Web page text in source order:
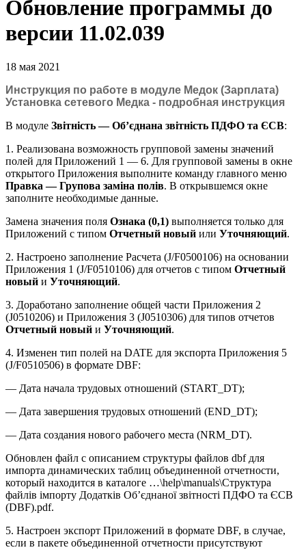
Обновление программы до
версии 11.02.039
18 мая 2021
Инструкция по работе в модуле Медок (Зарплата)
Установка сетевого Медка - подробная инструкция
В модуле Звітність — Об’єднана звітність ПДФО та ЄСВ:
1. Реализована возможность групповой замены значений
полей для Приложений 1 — 6. Для групповой замены в окне
открытого Приложения выполните команду главного меню
Правка — Групова заміна полів. В открывшемся окне
заполните необходимые данные.
Замена значения поля Ознака (0,1) выполняется только для
Приложений с типом Отчетный новый или Уточняющий.
2. Настроено заполнение Расчета (J/F0500106) на основании
Приложения 1 (J/F0510106) для отчетов с типом Отчетный
новый и Уточняющий.
3. Доработано заполнение общей части Приложения 2
(J0510206) и Приложения 3 (J0510306) для типов отчетов
Отчетный новый и Уточняющий.
4. Изменен тип полей на DATE для экспорта Приложения 5
(J/F0510506) в формате DBF:
— Дата начала трудовых отношений (START_DT);
— Дата завершения трудовых отношений (END_DT);
— Дата создания нового рабочего места (NRM_DT).
Обновлен файл с описанием структуры файлов dbf для
импорта динамических таблиц объединенной отчетности,
который находится в каталоге …\help\manuals\Структура
файлів імпорту Додатків Об’єднаної звітності ПДФО та ЄСВ
(DBF).pdf.
5. Настроен экспорт Приложений в формате DBF, в случае,
если в пакете объединенной отчетности присутствуют